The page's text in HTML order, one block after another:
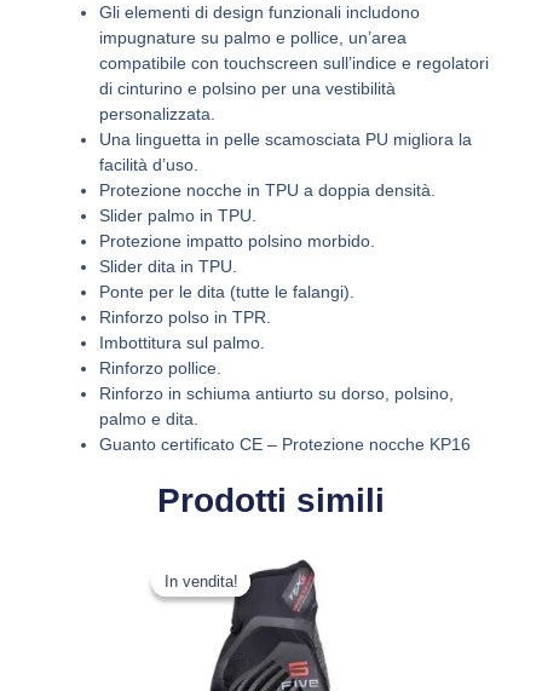
Gli elementi di design funzionali includono
impugnature su palmo e pollice, un’area
compatibile con touchscreen sull’indice e regolatori
di cinturino e polsino per una vestibilità
personalizzata.
Una linguetta in pelle scamosciata PU migliora la
facilità d’uso.
Protezione nocche in TPU a doppia densità.
Slider palmo in TPU.
Protezione impatto polsino morbido.
Slider dita in TPU.
Ponte per le dita (tutte le falangi).
Rinforzo polso in TPR.
Imbottitura sul palmo.
Rinforzo pollice.
Rinforzo in schiuma antiurto su dorso, polsino,
palmo e dita.
Guanto certificato CE – Protezione nocche KP16
Prodotti simili
In vendita!
In vendita!
prezzo
originale
49,95 €.
prezzo
attuale
è:
39,46 €.
Questo
prodotto
ha
più
varianti.